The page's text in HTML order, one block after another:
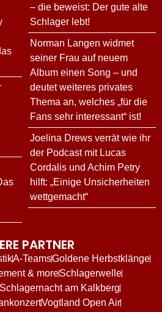
– die beweist: Der gute alte
Schlager lebt!
Norman Langen widmet
seiner Frau auf neuem
Album einen Song – und
deutet weiteres privates
Thema an, welches „für die
Fans sehr interessant“ ist!
Joelina Drews verrät wie ihr
der Podcast mit Lucas
Cordalis und Achim Petry
hilft: „Einige Unsicherheiten
wettgemacht“
PARTNER
A-TeamsGoldene Herbstklänge
& moreSchlagerwelle
am Kalkberg
Vogtland Open Air